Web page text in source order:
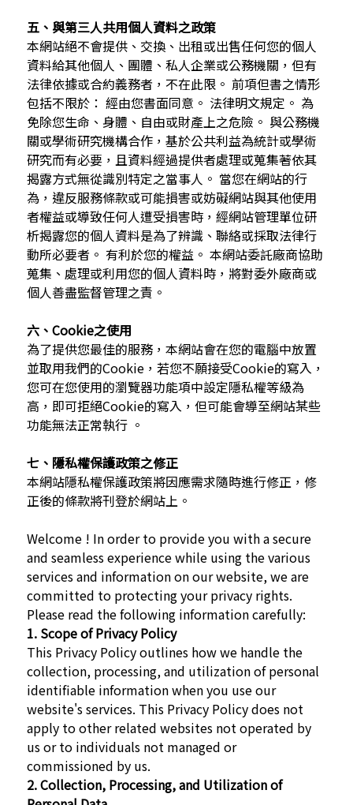
五、與第三人共用個人資料之政策
本網站絕不會提供、交換、出租或出售任何您的個人
資料給其他個人、團體、私人企業或公務機關，但有
法律依據或合約義務者，不在此限。 前項但書之情形
包括不限於： 經由您書面同意。 法律明文規定。 為
免除您生命、身體、自由或財產上之危險。 與公務機
關或學術研究機構合作，基於公共利益為統計或學術
研究而有必要，且資料經過提供者處理或蒐集著依其
揭露方式無從識別特定之當事人。 當您在網站的行
為，違反服務條款或可能損害或妨礙網站與其他使用
者權益或導致任何人遭受損害時，經網站管理單位研
析揭露您的個人資料是為了辨識、聯絡或採取法律行
動所必要者。 有利於您的權益。 本網站委託廠商協助
蒐集、處理或利用您的個人資料時，將對委外廠商或
個人善盡監督管理之責。
六、Cookie之使用
為了提供您最佳的服務，本網站會在您的電腦中放置
並取用我們的Cookie，若您不願接受Cookie的寫入，
您可在您使用的瀏覽器功能項中設定隱私權等級為
高，即可拒絕Cookie的寫入，但可能會導至網站某些
功能無法正常執行 。
七、隱私權保護政策之修正
本網站隱私權保護政策將因應需求隨時進行修正，修
正後的條款將刊登於網站上。
Welcome ! In order to provide you with a secure
and seamless experience while using the various
services and information on our website, we are
committed to protecting your privacy rights.
Please read the following information carefully:
1. Scope of Privacy Policy
This Privacy Policy outlines how we handle the
collection, processing, and utilization of personal
identifiable information when you use our
website's services. This Privacy Policy does not
apply to other related websites not operated by
us or to individuals not managed or
commissioned by us.
2. Collection, Processing, and Utilization of